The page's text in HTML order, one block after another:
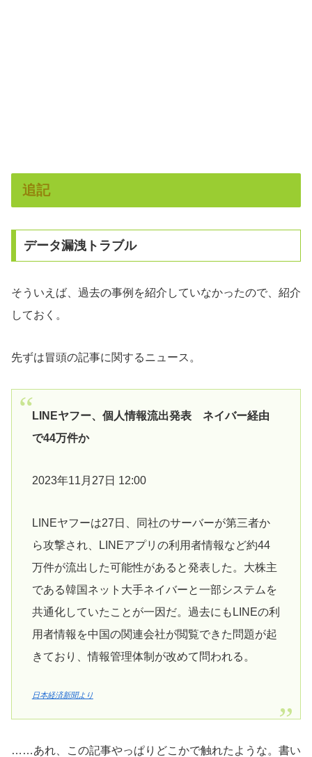
追記
データ漏洩トラブル
そういえば、過去の事例を紹介していなかったので、紹介
しておく。
先ずは冒頭の記事に関するニュース。
LINEヤフー、個人情報流出発表 ネイバー経由
で44万件か
2023年11月27日 12:00
LINEヤフーは27日、同社のサーバーが第三者か
ら攻撃され、LINEアプリの利用者情報など約44
万件が流出した可能性があると発表した。大株主
である韓国ネット大手ネイバーと一部システムを
共通化していたことが一因だ。過去にもLINEの利
用者情報を中国の関連会社が閲覧できた問題が起
きており、情報管理体制が改めて問われる。
日本経済新聞より
……あれ、この記事やっぱりどこかで触れたような。書い